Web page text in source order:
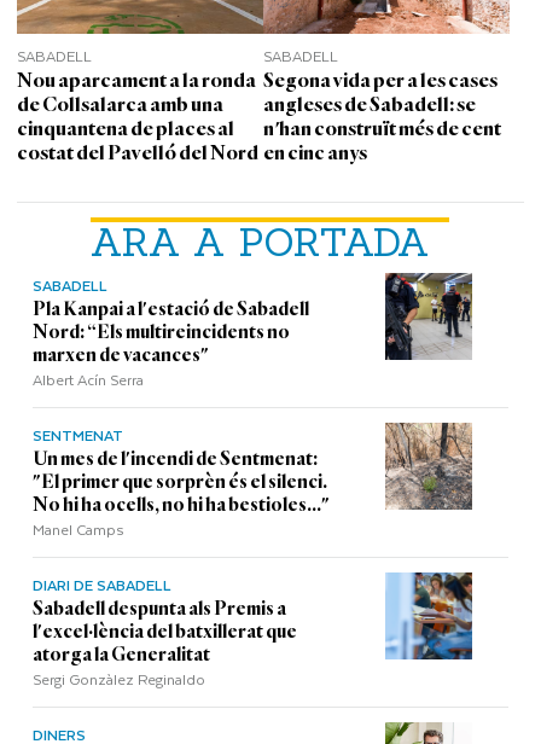
ARA A PORTADA
SABADELL
Pla Kanpai a l'estació de Sabadell
Nord: “Els multireincidents no
marxen de vacances"
Albert Acín Serra
SENTMENAT
Un mes de l'incendi de Sentmenat:
"El primer que sorprèn és el silenci.
No hi ha ocells, no hi ha bestioles..."
Manel Camps
DIARI DE SABADELL
Sabadell despunta als Premis a
l'excel·lència del batxillerat que
atorga la Generalitat
Sergi Gonzàlez Reginaldo
DINERS
SABADELL
Nou aparcament a la ronda
de Collsalarca amb una
cinquantena de places al
costat del Pavelló del Nord
SABADELL
Segona vida per a les cases
angleses de Sabadell: se
n'han construït més de cent
en cinc anys